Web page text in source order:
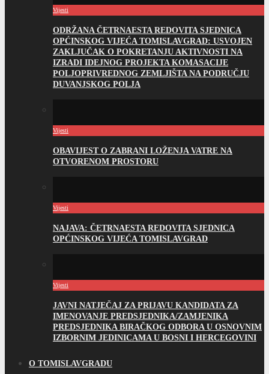
Vijesti
ODRŽANA ČETRNAESTA REDOVITA SJEDNICA
OPĆINSKOG VIJEĆA TOMISLAVGRAD: USVOJEN
ZAKLJUČAK O POKRETANJU AKTIVNOSTI NA
IZRADI IDEJNOG PROJEKTA KOMASACIJE
POLJOPRIVREDNOG ZEMLJIŠTA NA PODRUČJU
DUVANJSKOG POLJA
Vijesti
OBAVIJEST O ZABRANI LOŽENJA VATRE NA
OTVORENOM PROSTORU
Vijesti
NAJAVA: ČETRNAESTA REDOVITA SJEDNICA
OPĆINSKOG VIJEĆA TOMISLAVGRAD
Vijesti
JAVNI NATJEČAJ ZA PRIJAVU KANDIDATA ZA
IMENOVANJE PREDSJEDNIKA/ZAMJENIKA
PREDSJEDNIKA BIRAČKOG ODBORA U OSNOVNIM
IZBORNIM JEDINICAMA U BOSNI I HERCEGOVINI
O TOMISLAVGRADU